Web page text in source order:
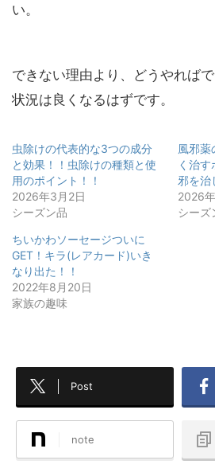
い。
できない理由より、どうやれば
状況は良くなるはずです。
虫除けの代表的な3つの成分
と効果！！虫除けの種類と使
用のポイント！！
2026年3月2日
シーズン品
風邪薬
く治
邪を治
2026
シーズ
ちいかわソーセージついに
GET！キラ(レアカード)いき
なり出た！！
2022年8月20日
家族の趣味
Post
note